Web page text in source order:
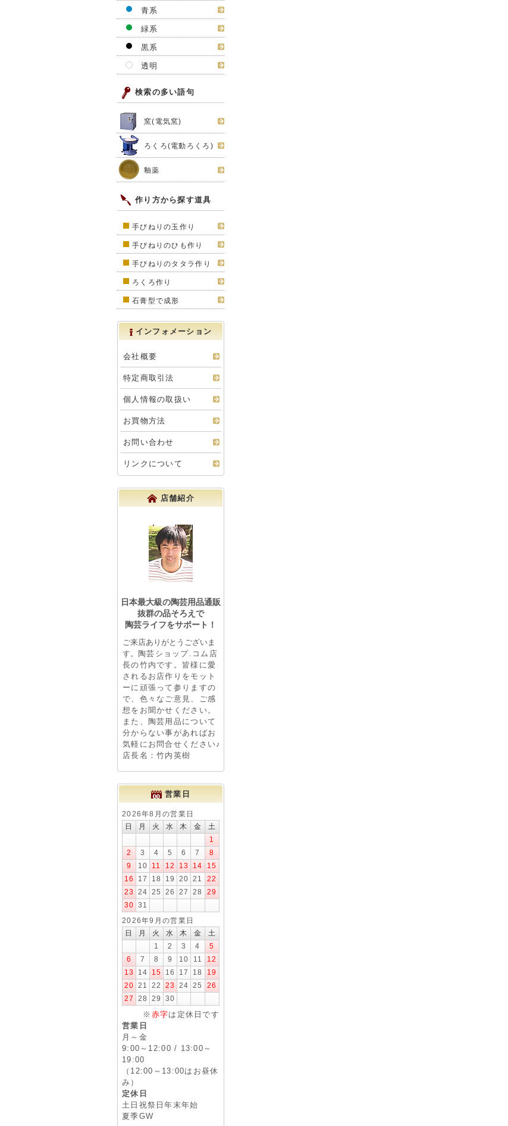
青系
緑系
黒系
透明
検索の多い語句
窯(電気窯)
ろくろ(電動ろくろ)
釉薬
作り方から探す道具
手びねりの玉作り
手びねりのひも作り
手びねりのタタラ作り
ろくろ作り
石膏型で成形
インフォメーション
会社概要
特定商取引法
個人情報の取扱い
お買物方法
お問い合わせ
リンクについて
店舗紹介
日本最大級の陶芸用品通販
抜群の品そろえで
陶芸ライフをサポート！
ご来店ありがとうございま
す。 陶芸ショップ.コム店
長の竹内です。皆様に愛
されるお店作りをモット
ーに頑張って参りますの
で、色々なご意見、ご感
想をお聞かせください。
また、陶芸用品について
分からない事があればお
気軽にお問合せください♪
店長名：竹内英樹
営業日
2026年8月の営業日
日
月 火 水 木 金
土
1
2
3 4 5 6 7
8
9
10 11 12 13 14
15
16
17 18 19 20 21
22
23 24 25 26 27 28
29
30 31
2026年9月の営業日
日
月 火 水 木 金
土
1
2 3 4
5
6
7 8 9 10 11
12
13
14 15 16 17 18
19
20 21 22 23 24 25
26
27
28 29 30
※ 赤字は定休日です
営業日
月～金
9:00～12:00 / 13:00～
19:00
（12:00～13:00はお昼休
み）
定休日
土日祝祭日年末年始
夏季GW